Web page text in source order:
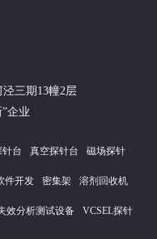
泾三期13幢2层
企业
台 真空探针台 磁场探针
件开发 密集架 溶剂回收机
效分析测试设备 VCSEL探针